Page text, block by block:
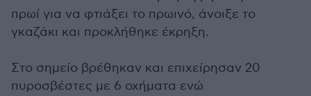
πρωί για να φτιάξει το πρωινό, άνοιξε το
γκαζάκι και προκλήθηκε έκρηξη.
Στο σημείο βρέθηκαν και επιχείρησαν 20
πυροσβέστες με 6 οχήματα ενώ